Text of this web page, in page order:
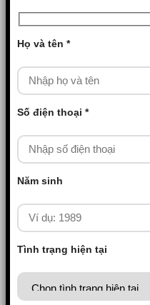
Họ và tên *
Số điện thoại *
Năm sinh
Tình trạng hiện tại